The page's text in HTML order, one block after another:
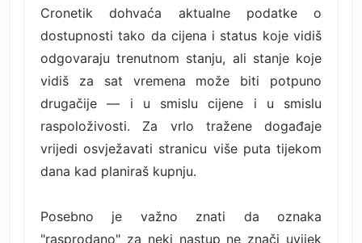
Cronetik dohvaća aktualne podatke o
dostupnosti tako da cijena i status koje vidiš
odgovaraju trenutnom stanju, ali stanje koje
vidiš za sat vremena može biti potpuno
drugačije — i u smislu cijene i u smislu
raspoloživosti. Za vrlo tražene događaje
vrijedi osvježavati stranicu više puta tijekom
dana kad planiraš kupnju.
Posebno je važno znati da oznaka
"rasprodano" za neki nastup ne znači uvijek